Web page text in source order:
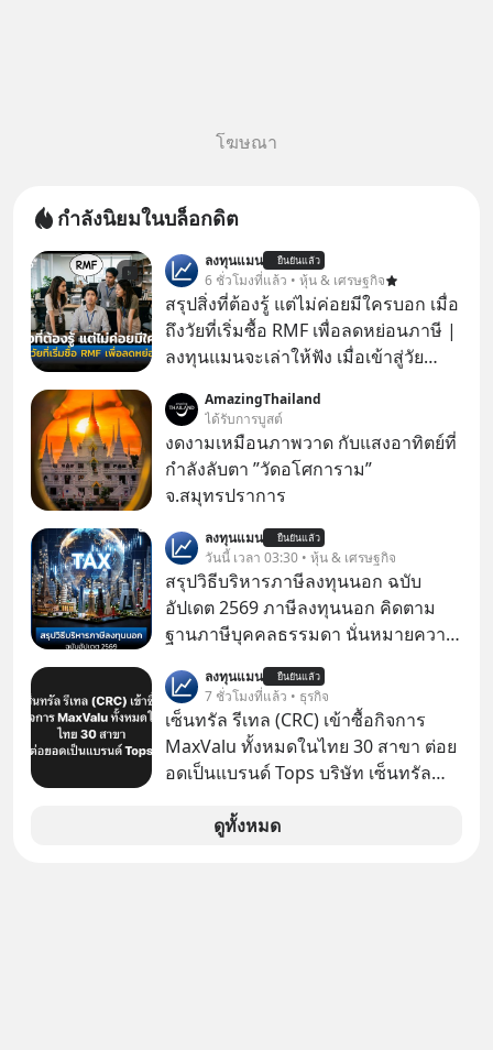
โฆษณา
กำลังนิยมในบล็อกดิต
ลงทุนแมน ยืนยันแล้ว
6 ชั่วโมงที่แล้ว • หุ้น & เศรษฐกิจ
สรุปสิ่งที่ต้องรู้ แต่ไม่ค่อยมีใครบอก เมื่อ
ถึงวัยที่เริ่มซื้อ RMF เพื่อลดหย่อนภาษี |
ลงทุนแมนจะเล่าให้ฟัง เมื่อเข้าสู่วัย
ภาษี หลายคนมักได้รับคำแนะนำให้
ลงทุนใน RMF เพราะนอกจากจะช่วยลด
หย่อนภาษีได้แล้ว ยังเป็นโอกาสในการ
สร้างความมั่งคั่งระยะยาว แต่น้อยคน
นักที่จะลงลึกว่า ถ้าลงทุนใน RMF ควรรู้
อะไรบ้าง ควรดู ตรงไหน ทำอย่างไร ถึง
จะดีกับเรา แล้วเราควรรู้ข้อมูลอะไร
เกี่ยวกับ RMF บ้าง เพื่อให้นำไปใช้ต่อได้
จริง ๆ ลงทุนแมนจะเล่าให้ฟัง
AmazingThailand
ได้รับการบูสต์
งดงามเหมือนภาพวาด กับแสงอาทิตย์ที่
กำลังลับตา ”วัดอโศการาม”
จ.สมุทรปราการ
ลงทุนแมน ยืนยันแล้ว
วันนี้ เวลา 03:30 • หุ้น & เศรษฐกิจ
สรุปวิธีบริหารภาษีลงทุนนอก ฉบับ
อัปเดต 2569 ภาษีลงทุนนอก คิดตาม
ฐานภาษีบุคคลธรรมดา นั่นหมายความ
ลงทุนแมน ยืนยันแล้ว
7 ชั่วโมงที่แล้ว • ธุรกิจ
เซ็นทรัล รีเทล (CRC) เข้าซื้อกิจการ
MaxValu ทั้งหมดในไทย 30 สาขา ต่อย
อดเป็นแบรนด์ Tops บริษัท เซ็นทรัล
CRC แจ้งตลาดหลักทรัพย์ฯ ว่า บริษัท
ดูทั้งหมด